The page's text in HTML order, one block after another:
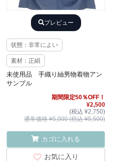
プレビュー
状態：非常によい
素材：正絹
未使用品 手織り紬男物着物アン
サンブル
期間限定50％OFF！
¥2,500
(税込 ¥2,750)
通常価格 ¥5,000 (税込 ¥5,500)
カゴに入れる
お気に入り